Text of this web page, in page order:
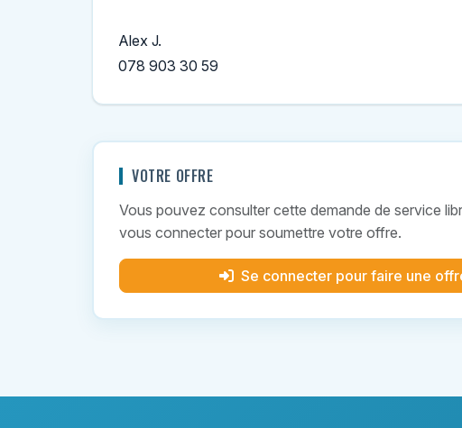
Alex J.
078 903 30 59
VOTRE OFFRE
Vous pouvez consulter cette demande de service
vous connecter pour soumettre votre offre.
Se connecter pour faire une